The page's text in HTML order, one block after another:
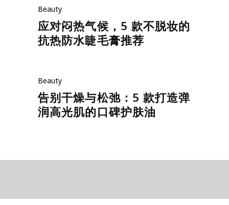
Beauty
应对闷热气候，5 款不脱妆的
抗热防水睫毛膏推荐
Beauty
告别干燥与松弛：5 款打造弹
润高光肌的口碑护肤油